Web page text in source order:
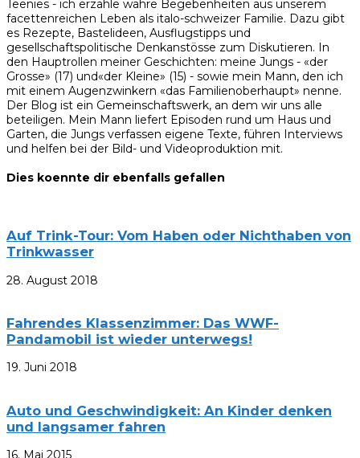
Teenies - ich erzähle wahre Begebenheiten aus unserem
facettenreichen Leben als italo-schweizer Familie. Dazu gibt
es Rezepte, Bastelideen, Ausflugstipps und
gesellschaftspolitische Denkanstösse zum Diskutieren. In
den Hauptrollen meiner Geschichten: meine Jungs - «der
Grosse» (17) und«der Kleine» (15) - sowie mein Mann, den ich
mit einem Augenzwinkern «das Familienoberhaupt» nenne.
Der Blog ist ein Gemeinschaftswerk, an dem wir uns alle
beteiligen. Mein Mann liefert Episoden rund um Haus und
Garten, die Jungs verfassen eigene Texte, führen Interviews
und helfen bei der Bild- und Videoproduktion mit.
Dies koennte dir ebenfalls gefallen
Auf Trink-Tour: Vom Haben oder Nichthaben von
Trinkwasser
28. August 2018
Fahrendes Klassenzimmer: Das WWF-
Pandamobil ist wieder unterwegs!
19. Juni 2018
Auto und Geschwindigkeit: An Kinder denken
und langsamer fahren
16. Mai 2015